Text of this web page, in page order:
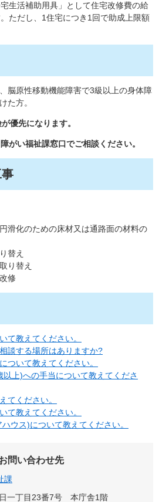
生活補助用具」として住宅改修費の給
ただし、1住宅につき1回で助成上限額
脳原性移動機能障害で3級以上の身体障
た方。
優先になります。
がい福祉課窓口でご相談ください。
滑化のための床材又は通路面の材料の
替え
り替え
修
て教えてください。
談する場所はありますか?
ついて教えてください。
上)への手当について教えてくださ
てください。
て教えてください。
ウス)について教えてください。
問い合わせ先
課
一丁目23番7号 本庁舎1階